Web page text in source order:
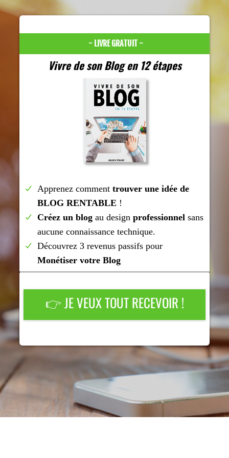
- LIVRE GRATUIT -
Vivre de son Blog en 12 étapes
Apprenez commenttrouver une idée de
BLOG RENTABLE !
Créez un blog au designprofessionnel sans
aucune connaissance technique.
Découvrez 3 revenus passifs pour
Monétiser votre Blog
👉 JE VEUX TOUT RECEVOIR !